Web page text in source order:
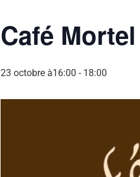
Café Mortel
23 octobre à16:00 - 18:00